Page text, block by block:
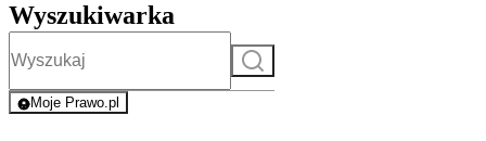
Wyszukiwarka
Szukaj
Moje Prawo.pl
- rejestracja i logowanie do serwisu